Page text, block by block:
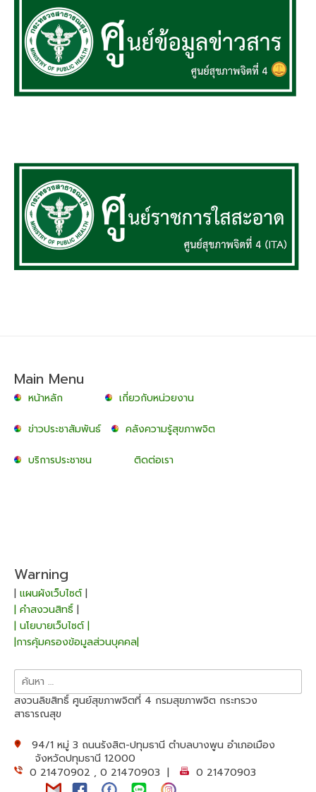
Main Menu
หน้าหลัก เกี่ยวกับหน่วยงาน
ข่าวประชาสัมพันธ์ คลังความรู้สุขภาพจิต
บริการประชาชน ติดต่อเรา
Warning
| แผนผังเว็บไซต์|
| คำสงวนสิทธิ์ |
| นโยบายเว็บไซต์ |
|การคุ้มครองข้อมูลส่วนบุคคล|
ค้นหา
สำหรับ:
สงวนลิขสิทธิ์ ศูนย์สุขภาพจิตที่ 4 กรมสุขภาพจิต กระทรวง
สาธารณสุข
94/1 หมู่ 3 ถนนรังสิต-ปทุมธานี ตำบลบางพูน อำเภอเมือง
จังหวัดปทุมธานี 12000
0 21470902 , 0 21470903 |
0 21470903